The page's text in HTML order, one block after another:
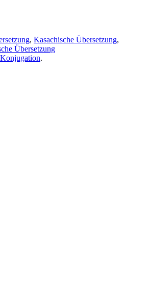
, Kasachische Übersetzung,
Übersetzung
.